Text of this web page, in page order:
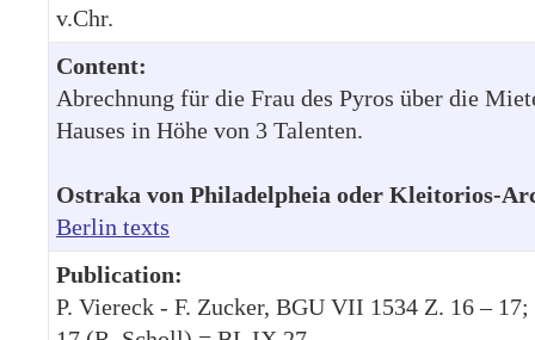
v.Chr.
Content:
Abrechnung für die Frau des Pyros über die
Hauses in Höhe von 3 Talenten.
Ostraka von Philadelpheia oder Kleitorios-
Berlin texts
Publication:
P. Viereck - F. Zucker, BGU VII 1534 Z. 16 –